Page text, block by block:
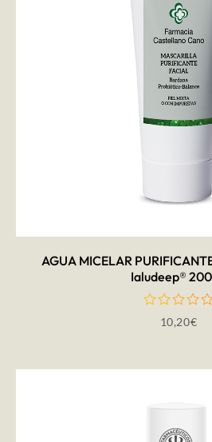
AGUA MICELAR
Ialudeep®
10,20€